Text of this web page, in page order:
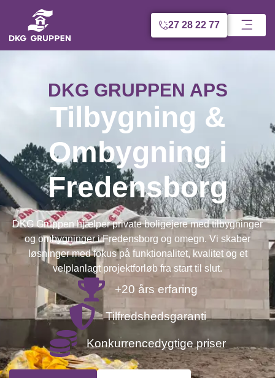
27 28 22 77
DKG GRUPPEN APS
Tilbygning &
Ombygning i
Fredensborg
DKG Gruppen hjælper private boligejere med tilbygninger
og ombygninger i Fredensborg og omegn. Vi skaber
løsninger med fokus på funktionalitet, kvalitet og et
velplanlagt projektforløb fra start til slut.
+20 års erfaring
Tilfredshedsgaranti
Konkurrencedygtige priser